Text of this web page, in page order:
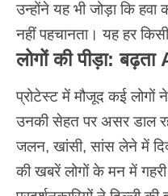
उन्होंने यह भी जोड़ा कि
नहीं पहचानता। यह हर
लोगों की पीड़ा:
प्रोटेस्ट में मौजूद कई लोगों
उनकी सेहत पर असर डाल
जलन, खांसी, सांस लेने में
की खबरें लोगों के मन में